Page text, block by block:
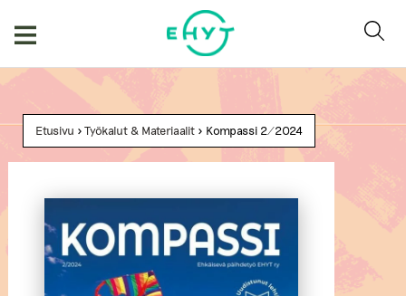
Etusivu >Työkalut & Materiaalit> Kompassi 2/2024